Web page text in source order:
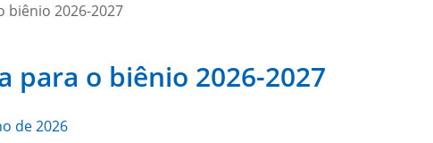
biênio 2026-2027
para o biênio 2026-2027
de 2026